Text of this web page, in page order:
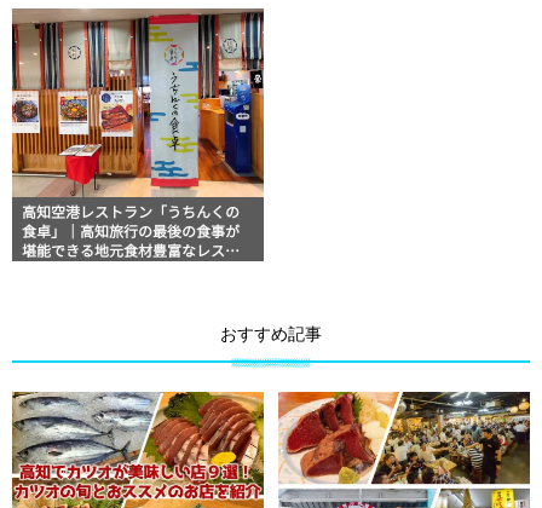
高知空港レストラン「うちんくの
食卓」｜高知旅行の最後の食事が
堪能できる地元食材豊富なレスト
おすすめ記事